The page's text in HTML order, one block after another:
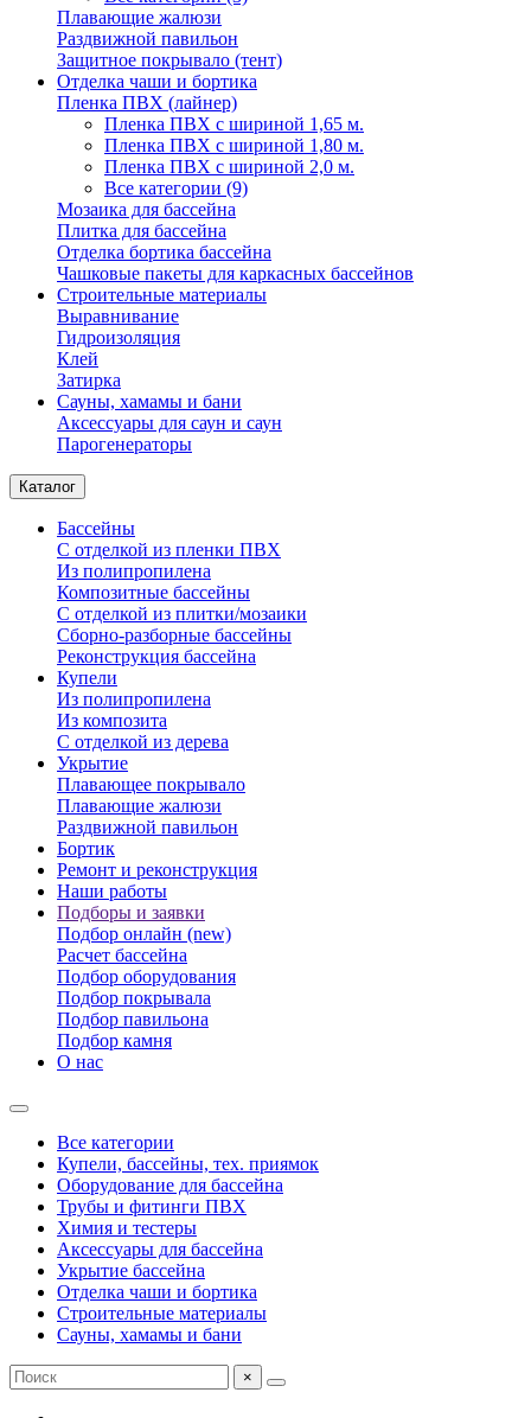
Плавающие жалюзи
Раздвижной павильон
Защитное покрывало (тент)
Отделка чаши и бортика
Пленка ПВХ (лайнер)
Пленка ПВХ с шириной 1,65 м.
Пленка ПВХ с шириной 1,80 м.
Пленка ПВХ с шириной 2,0 м.
Все категории (9)
Мозаика для бассейна
Плитка для бассейна
Отделка бортика бассейна
Чашковые пакеты для каркасных бассейнов
Строительные материалы
Выравнивание
Гидроизоляция
Клей
Затирка
Сауны, хамамы и бани
Аксессуары для саун и саун
Парогенераторы
Каталог
Бассейны
С отделкой из пленки ПВХ
Из полипропилена
Композитные бассейны
С отделкой из плитки/мозаики
Сборно-разборные бассейны
Реконструкция бассейна
Купели
Из полипропилена
Из композита
С отделкой из дерева
Укрытие
Плавающее покрывало
Плавающие жалюзи
Раздвижной павильон
Бортик
Ремонт и реконструкция
Наши работы
Подборы и заявки
Подбор онлайн (new)
Расчет бассейна
Подбор оборудования
Подбор покрывала
Подбор павильона
Подбор камня
О нас
Все категории
Купели, бассейны, тех. приямок
Оборудование для бассейна
Трубы и фитинги ПВХ
Химия и тестеры
Аксессуары для бассейна
Укрытие бассейна
Отделка чаши и бортика
Строительные материалы
Сауны, хамамы и бани
×